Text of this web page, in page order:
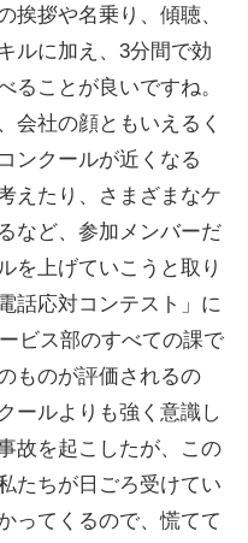
挨拶や名乗り、傾聴、
ルに加え、3分間で効
ることが良いですね。
会社の顔ともいえるく
ンクールが近くなる
えたり、さまざまなケ
など、参加メンバーだ
を上げていこうと取り
話応対コンテスト」に
ビス部のすべての課で
ものが評価されるの
ールよりも強く意識し
故を起こしたが、この
たちが日ごろ受けてい
ってくるので、慌てて